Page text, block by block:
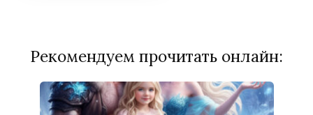
Рекомендуем прочитать онлайн: